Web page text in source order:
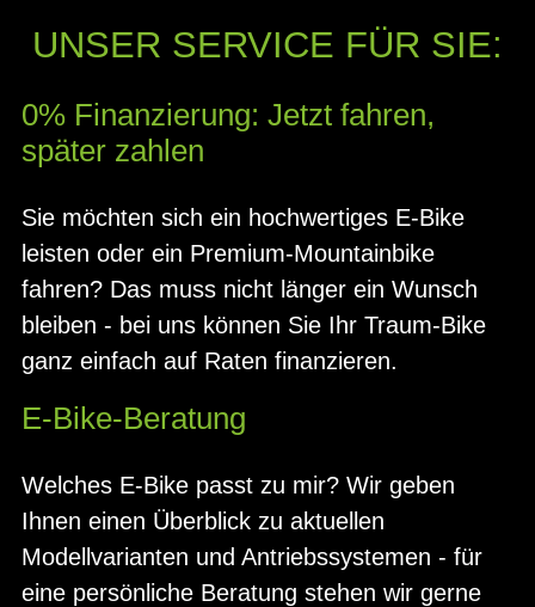
UNSER SERVICE FÜR SIE:
0% Finanzierung: Jetzt fahren,
später zahlen
Sie möchten sich ein hochwertiges E-Bike
leisten oder ein Premium-Mountainbike
fahren? Das muss nicht länger ein Wunsch
bleiben - bei uns können Sie Ihr Traum-Bike
ganz einfach auf Raten finanzieren.
E-Bike-Beratung
Welches E-Bike passt zu mir? Wir geben
Ihnen einen Überblick zu aktuellen
Modellvarianten und Antriebssystemen - für
eine persönliche Beratung stehen wir gerne